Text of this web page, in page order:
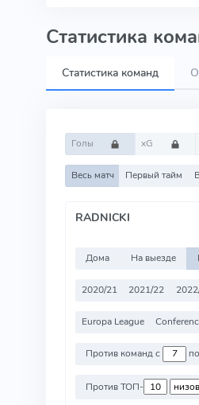
Статистика
Статистика команд
Голы xG
Весь матч Первый тайм
RADNICKI
Дома На выезде
2020/21 2021/22
Europa League
Против команд с по
Против ТОП-